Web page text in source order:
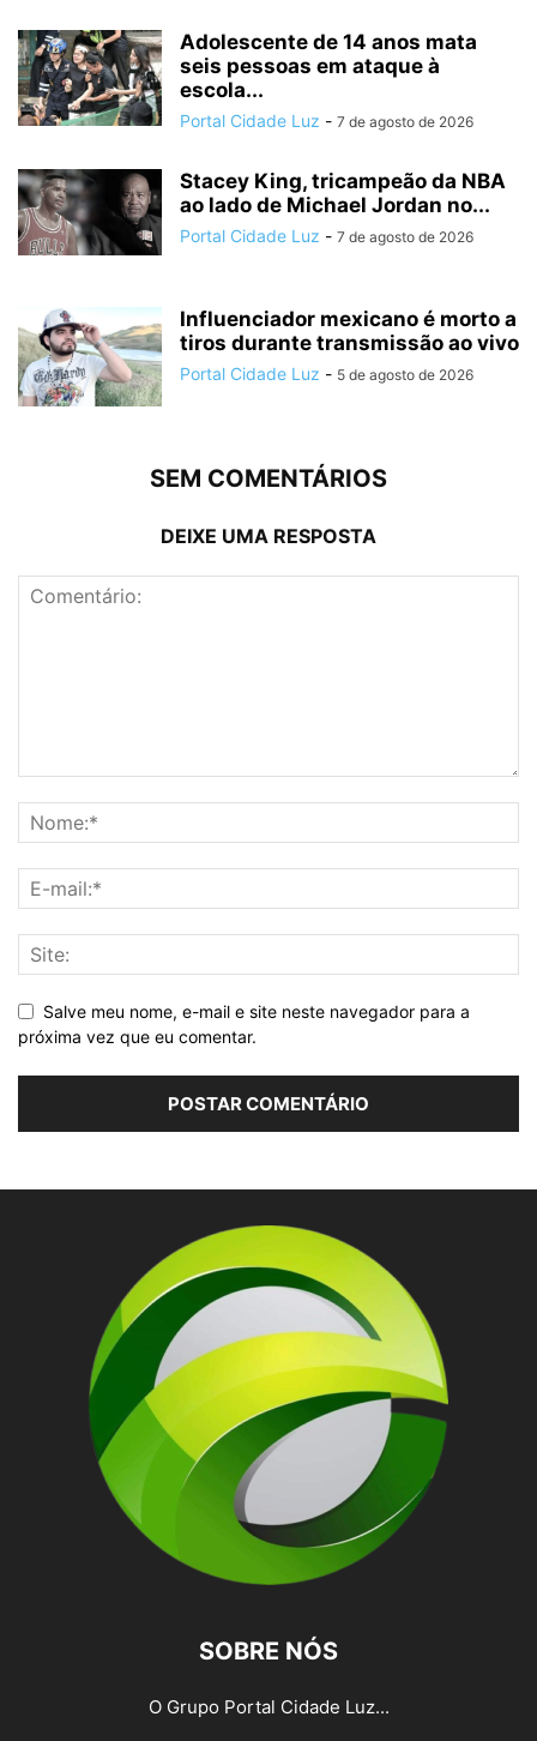
Adolescente de 14 anos mata
seis pessoas em ataque à
escola...
Portal Cidade Luz - 7 de agosto de 2026
Stacey King, tricampeão da NBA
ao lado de Michael Jordan no...
Portal Cidade Luz - 7 de agosto de 2026
Influenciador mexicano é morto a
tiros durante transmissão ao vivo
Portal Cidade Luz - 5 de agosto de 2026
SEM COMENTÁRIOS
DEIXE UMA RESPOSTA
Salve meu nome, e-mail e site neste navegador para a
próxima vez que eu comentar.
SOBRE NÓS
O Grupo Portal Cidade Luz...